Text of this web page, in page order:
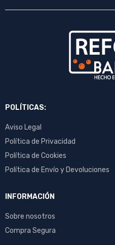
POLÍTICAS:
Aviso Legal
Política de Privacidad
Política de Cookies
Política de Envío y Devoluciones
INFORMACIÓN
Sobre nosotros
Compra Segura